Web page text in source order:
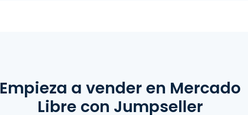
Empieza a vender en Mercado
Libre con Jumpseller